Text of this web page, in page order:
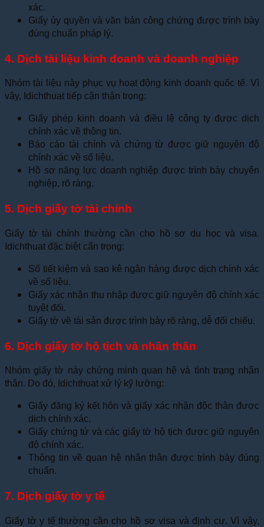
xác.
Giấy ủy quyền và văn bản công chứng được trình bày
đúng chuẩn pháp lý.
4. Dịch tài liệu kinh doanh và doanh nghiệp
Nhóm tài liệu này phục vụ hoạt động kinh doanh quốc tế. Vì
vậy, Idichthuat tiếp cận thận trọng:
Giấy phép kinh doanh và điều lệ công ty được dịch
chính xác về thông tin.
Báo cáo tài chính và chứng từ được giữ nguyên độ
chính xác về số liệu.
Hồ sơ năng lực doanh nghiệp được trình bày chuyên
nghiệp, rõ ràng.
5. Dịch giấy tờ tài chính
Giấy tờ tài chính thường cần cho hồ sơ du học và visa.
Idichthuat đặc biệt cẩn trọng:
Sổ tiết kiệm và sao kê ngân hàng được dịch chính xác
về số liệu.
Giấy xác nhận thu nhập được giữ nguyên độ chính xác
tuyệt đối.
Giấy tờ về tài sản được trình bày rõ ràng, dễ đối chiếu.
6. Dịch giấy tờ hộ tịch và nhân thân
Nhóm giấy tờ này chứng minh quan hệ và tình trạng nhân
thân. Do đó, Idichthuat xử lý kỹ lưỡng:
Giấy đăng ký kết hôn và giấy xác nhận độc thân được
dịch chính xác.
Giấy chứng tử và các giấy tờ hộ tịch được giữ nguyên
độ chính xác.
Thông tin về quan hệ nhân thân được trình bày đúng
chuẩn.
7. Dịch giấy tờ y tế
Giấy tờ y tế thường cần cho hồ sơ visa và định cư. Vì vậy,